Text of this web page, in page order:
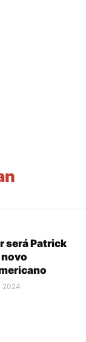
será Patrick
novo
2024